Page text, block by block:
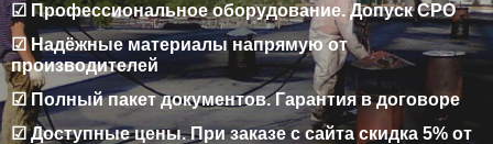
☑ Профессиональное оборудование. Допуск СРО
☑ Надёжные материалы напрямую от
производителей
☑ Полный пакет документов. Гарантия в договоре
☑ Доступные цены. При заказе с сайта скидка 5% от